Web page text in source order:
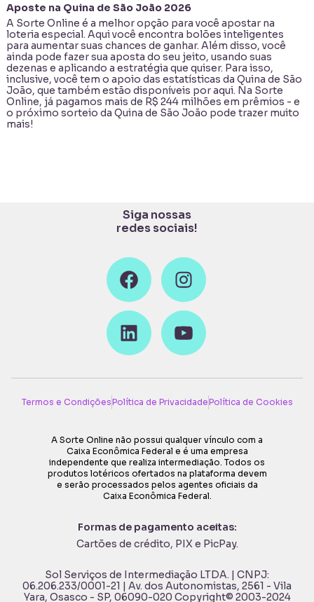
Aposte na Quina de São João 2026
A Sorte Online é a melhor opção para você apostar na
loteria especial. Aqui você encontra bolões inteligentes
para aumentar suas chances de ganhar. Além disso, você
ainda pode fazer sua aposta do seu jeito, usando suas
dezenas e aplicando a estratégia que quiser. Para isso,
inclusive, você tem o apoio das estatísticas da Quina de São
João, que também estão disponíveis por aqui. Na Sorte
Online, já pagamos mais de R$ 244 milhões em prêmios - e
o próximo sorteio da Quina de São João pode trazer muito
mais!
Siga nossas
redes sociais!
Termos e CondiçõesPolítica de PrivacidadePolítica de Cookies
A Sorte Online não possui qualquer vínculo com a
Caixa Econômica Federal e é uma empresa
independente que realiza intermediação. Todos os
produtos lotéricos ofertados na plataforma devem
e serão processados pelos agentes oficiais da
Caixa Econômica Federal.
Formas de pagamento aceitas:
Cartões de crédito, PIX e PicPay.
Sol Serviços de Intermediação LTDA. | CNPJ:
06.206.233/0001-21 | Av. dos Autonomistas, 2561 - Vila
Yara, Osasco - SP, 06090-020 Copyright© 2003-2024